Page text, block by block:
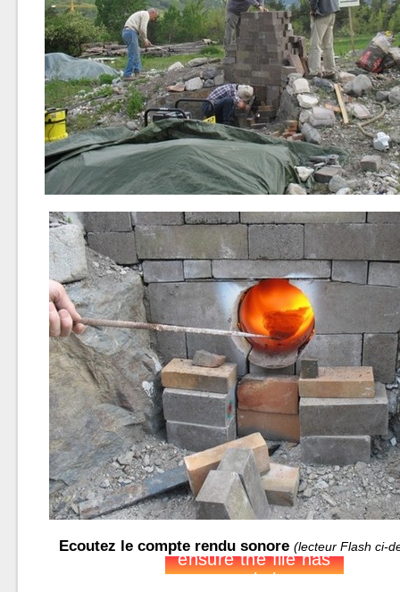
Ecoutez le compte rendu sonore (lecteur Flash ci-